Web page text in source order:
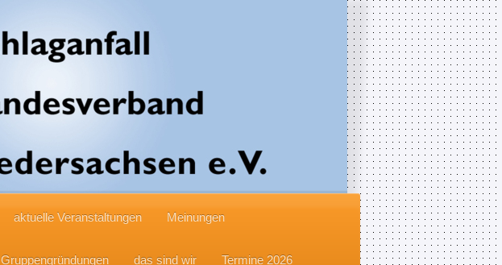
aktuelle Veranstaltungen Meinungen
Gruppengründungen das sind wir Termine 2026